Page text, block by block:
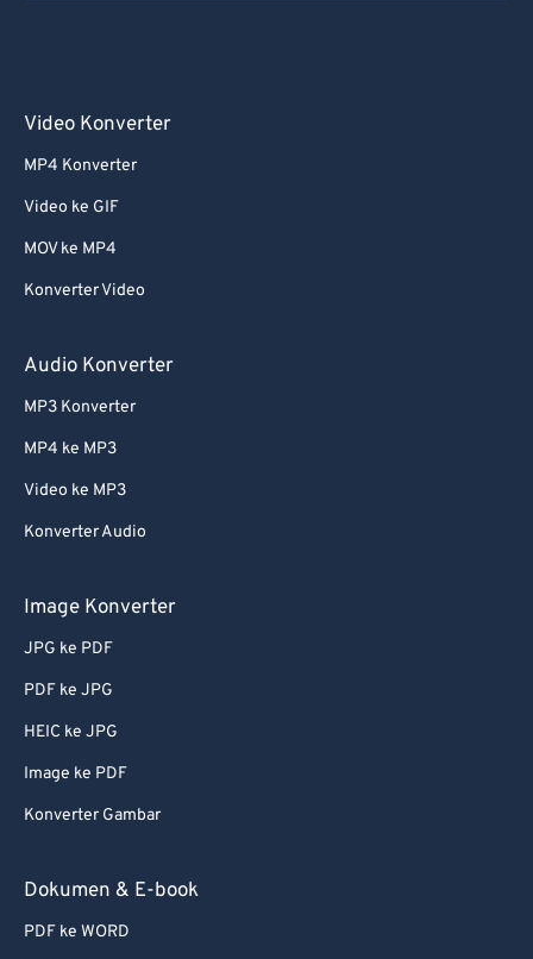
Video Konverter
MP4 Konverter
Video ke GIF
MOV ke MP4
Konverter Video
Audio Konverter
MP3 Konverter
MP4 ke MP3
Video ke MP3
Konverter Audio
Image Konverter
JPG ke PDF
PDF ke JPG
HEIC ke JPG
Image ke PDF
Konverter Gambar
Dokumen & E-book
PDF ke WORD